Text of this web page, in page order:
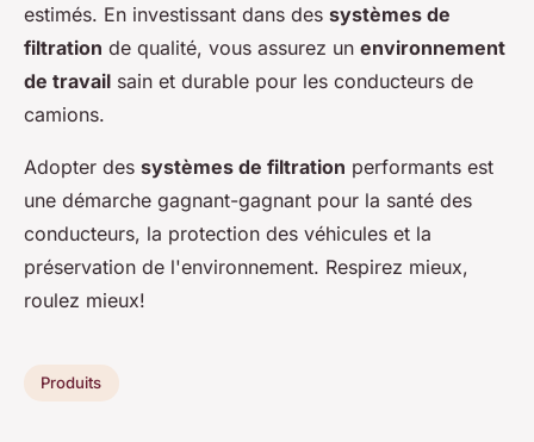
estimés. En investissant dans des systèmes de
filtration de qualité, vous assurez un environnement
de travail sain et durable pour les conducteurs de
camions.
Adopter des systèmes de filtration performants est
une démarche gagnant-gagnant pour la santé des
conducteurs, la protection des véhicules et la
préservation de l'environnement. Respirez mieux,
roulez mieux!
Produits